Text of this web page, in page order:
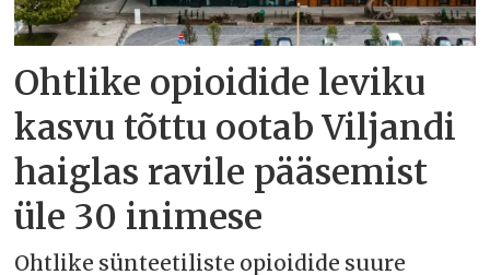
Ohtlike opioidide leviku
kasvu tõttu ootab Viljandi
haiglas ravile pääsemist
üle 30 inimese
Ohtlike sünteetiliste opioidide suure